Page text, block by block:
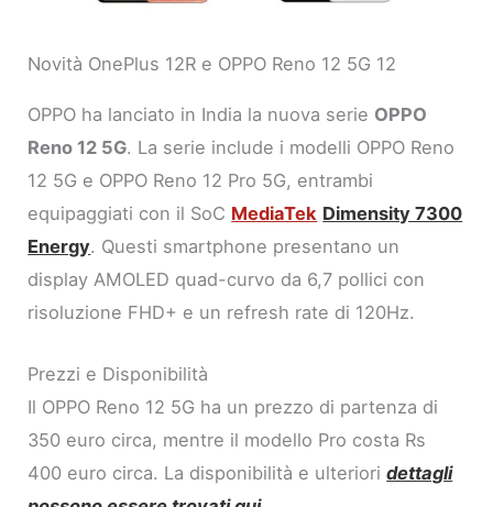
Novità OnePlus 12R e OPPO Reno 12 5G 12
OPPO ha lanciato in India la nuova serie OPPO
Reno 12 5G. La serie include i modelli OPPO Reno
12 5G e OPPO Reno 12 Pro 5G, entrambi
equipaggiati con il SoC MediaTek Dimensity 7300
Energy. Questi smartphone presentano un
display AMOLED quad-curvo da 6,7 pollici con
risoluzione FHD+ e un refresh rate di 120Hz.
Prezzi e Disponibilità
Il OPPO Reno 12 5G ha un prezzo di partenza di
350 euro circa, mentre il modello Pro costa Rs
400 euro circa. La disponibilità e ulterioridettagli